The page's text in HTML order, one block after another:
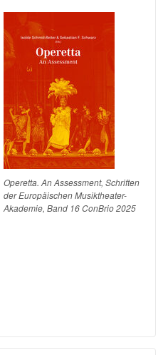
Operetta. An Assessment, Schriften
der Europäischen Musiktheater-
Akademie, Band 16 ConBrio 2025